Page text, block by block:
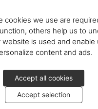
cookies we use are
others help us to
website is used and enable
content and ads.
Accept all cookies
Accept selection